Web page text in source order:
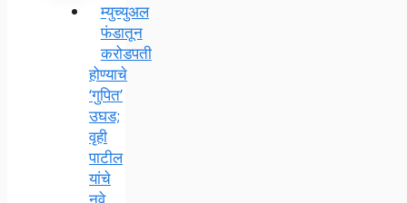
म्युच्युअल
फंडातून
करोडपती
होण्याचे
‘गुपित’
उघड;
वृही
पाटील
यांचे